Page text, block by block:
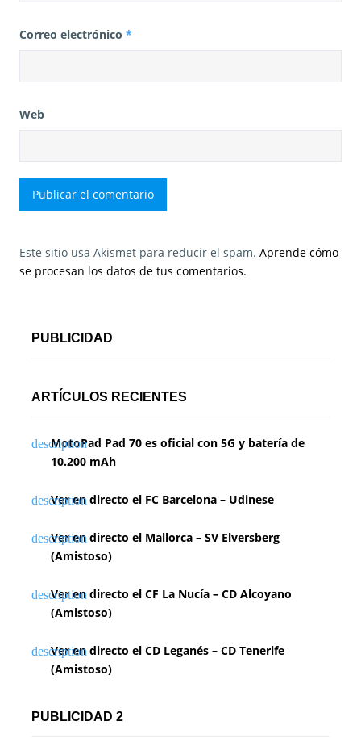
Correo electrónico *
Web
Este sitio usa Akismet para reducir el spam. Aprende cómo
se procesan los datos de tus comentarios.
PUBLICIDAD
ARTÍCULOS RECIENTES
MotoPad Pad 70 es oficial con 5G y batería de
10.200 mAh
Ver en directo el FC Barcelona – Udinese
Ver en directo el Mallorca – SV Elversberg
(Amistoso)
Ver en directo el CF La Nucía – CD Alcoyano
(Amistoso)
Ver en directo el CD Leganés – CD Tenerife
(Amistoso)
PUBLICIDAD 2